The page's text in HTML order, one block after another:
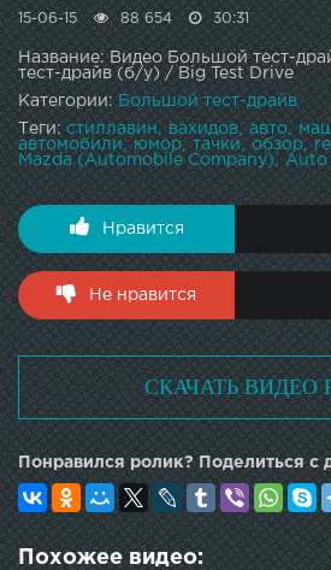
15-06-15 88 654 30:31
Название: Видео Большой тест-
тест-драйв (б/у) / Big Test Drive
Категории: Большой тест-драйв
Теги:стиллавин вахидов авто
автомобили
юмор тачки обзор
Mazda (Automobile Company)
Auto
Нравится
Не нравится
СКАЧАТЬ ВИДЕО
Понравился ролик? Поделиться с
Похожее видео: